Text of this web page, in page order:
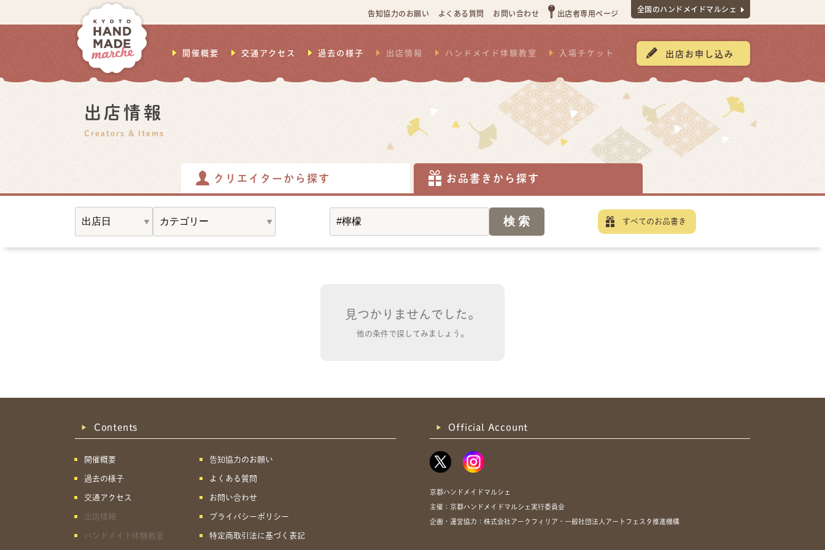
告知協力のお願い よくある質問 お問い合わせ 出店者専用ページ 全国のハンドメイドマルシェ
開催概要 交通アクセス 過去の様子 出店情報 ハンドメイド体験教室 入場チケット 出店お申し込み
出店情報
Creators & Items
クリエイターから探す お品書きから探す
すべてのお品書き
見つかりませんでした。
他の条件で探してみましょう。
Contents
開催概要
過去の様子
交通アクセス
出店情報
ハンドメイド体験教室
告知協力のお願い
よくある質問
お問い合わせ
プライバシーポリシー
特定商取引法に基づく表記
Official Account
京都ハンドメイドマルシェ
主催：京都ハンドメイドマルシェ実行委員会
企画・運営協力：株式会社アークフィリア・一般社団法人アートフェスタ推進機構